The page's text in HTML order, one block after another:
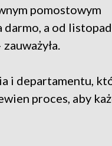
pomostowym
darmo, a od
i departamentu,
proces, aby